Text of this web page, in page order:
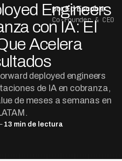
Engineers
con IA: El
Acelera
deployed engineers
de IA en cobranza,
de meses a semanas en
13 min de lectura
por Ed Escobar
Co-Founder & CEO